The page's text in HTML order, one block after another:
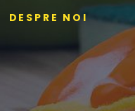
DESPRE NOI